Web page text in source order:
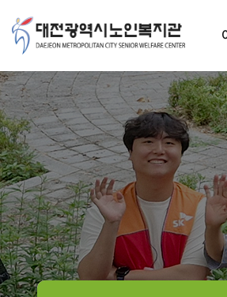
2026년 하계 사회복지 현장실습생 모